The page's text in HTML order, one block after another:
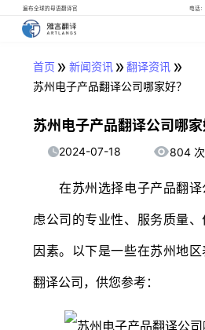
遍布全球的母语翻译官 电话
首页 » 新闻资讯» 翻译资讯 »
苏州电子产品翻译公司哪家好？
苏州电子产品翻译公司哪家
2024-07-18 804
在苏州选择电子产品翻译
虑公司的专业性、服务质量
因素。以下是一些在苏州地
翻译公司，供您参考：